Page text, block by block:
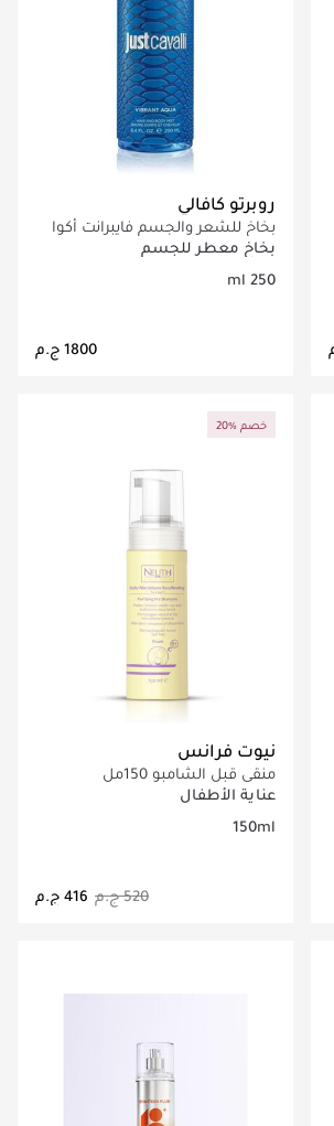
روبرتو كافالي
بخاخ للشعر والجسم فايبرانت أكوا
250 مل
بخاخ معطر للجسم
250 ml
20% خصم
نيوت فرانس
منقى قبل الشامبو 150مل
عناية الأطفال
150ml